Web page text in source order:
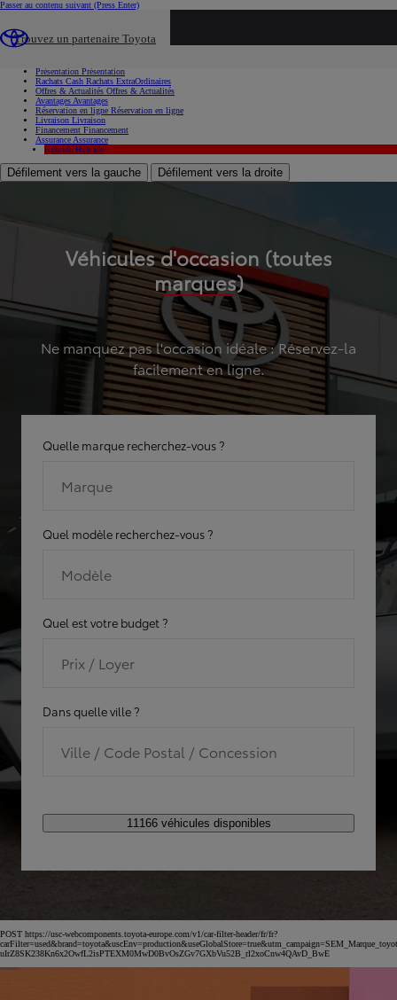
Passer au contenu suivant (Press Enter)
Trouvez un partenaire Toyota
Présentation Présentation
Rachats Cash Rachats ExtraOrdinaires
Offres & Actualités Offres & Actualités
Avantages Avantages
Réservation en ligne Réservation en ligne
Livraison Livraison
Financement Financement
Assurance Assurance
Hybride Hybride
Défilement vers la gauche Défilement vers la droite
Véhicules d'occasion (toutes
marques)
Ne manquez pas l'occasion idéale : Réservez-la
facilement en ligne.
Quelle marque recherchez-vous ?
Marque
Quel modèle recherchez-vous ?
Modèle
Quel est votre budget ?
Prix / Loyer
Dans quelle ville ?
Ville / Code Postal / Concession
11166 véhicules disponibles
POST https://usc-webcomponents.toyota-europe.com/v1/car-filter-header/fr/fr?
uIrZ8SK238Kn6x2OwfL2isPTEXM0MwD0BvOsZGv7GXbVu52B_rl2xoCnw4QAvD_BwE